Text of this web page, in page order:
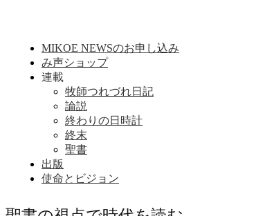
MIKOE NEWSのお申し込み
み声ショップ
連載
牧師つれづれ日記
論説
終わりの日時計
終末
聖書
出版
使命とビジョン